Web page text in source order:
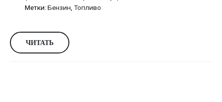
Метки: Бензин Топливо
ЧИТАТЬ